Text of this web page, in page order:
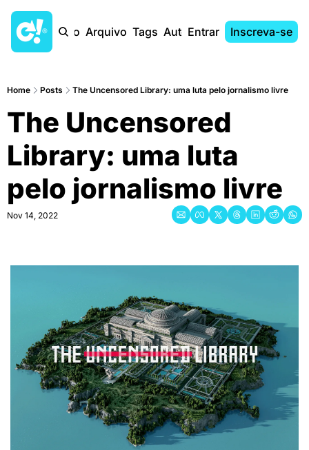
Início Arquivo Tags AutoresEntrar Inscreva-se
Home Posts The Uncensored Library: uma luta pelo jornalismo livre
The Uncensored
Library: uma luta
pelo jornalismo livre
Nov 14, 2022